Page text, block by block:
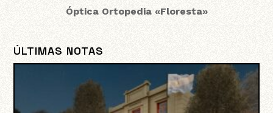
Óptica Ortopedia «Floresta»
ÚLTIMAS NOTAS